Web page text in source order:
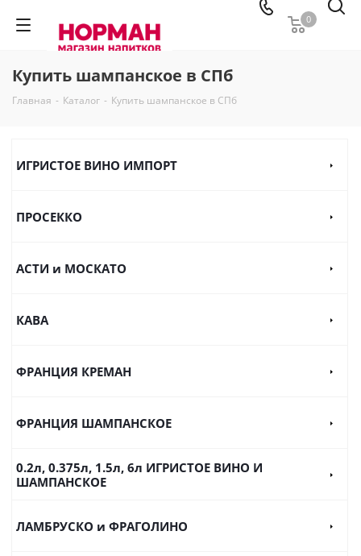
0
Купить шампанское в СПб
Главная - Каталог - Купить шампанское в СПб
ИГРИСТОЕ ВИНО ИМПОРТ
ПРОСЕККО
АСТИ и МОСКАТО
КАВА
ФРАНЦИЯ КРЕМАН
ФРАНЦИЯ ШАМПАНСКОЕ
0.2л, 0.375л, 1.5л, 6л ИГРИСТОЕ ВИНО И
ШАМПАНСКОЕ
ЛАМБРУСКО и ФРАГОЛИНО